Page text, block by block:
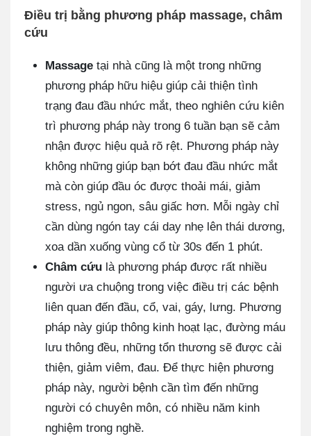
Điều trị bằng phương pháp massage, châm
cứu
Massage tại nhà cũng là một trong những
phương pháp hữu hiệu giúp cải thiện tình
trạng đau đầu nhức mắt, theo nghiên cứu kiên
trì phương pháp này trong 6 tuần bạn sẽ cảm
nhận được hiệu quả rõ rệt. Phương pháp này
không những giúp bạn bớt đau đầu nhức mắt
mà còn giúp đầu óc được thoải mái, giảm
stress, ngủ ngon, sâu giấc hơn. Mỗi ngày chỉ
cần dùng ngón tay cái day nhẹ lên thái dương,
xoa dần xuống vùng cổ từ 30s đến 1 phút.
Châm cứu là phương pháp được rất nhiều
người ưa chuộng trong việc điều trị các bệnh
liên quan đến đầu, cổ, vai, gáy, lưng. Phương
pháp này giúp thông kinh hoạt lạc, đường máu
lưu thông đều, những tổn thương sẽ được cải
thiện, giảm viêm, đau. Để thực hiện phương
pháp này, người bệnh cần tìm đến những
người có chuyên môn, có nhiều năm kinh
nghiệm trong nghề.